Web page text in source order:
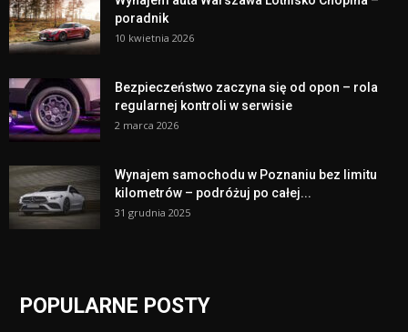
poradnik
10 kwietnia 2026
Bezpieczeństwo zaczyna się od opon – rola
regularnej kontroli w serwisie
2 marca 2026
Wynajem samochodu w Poznaniu bez limitu
kilometrów – podróżuj po całej...
31 grudnia 2025
POPULARNE POSTY